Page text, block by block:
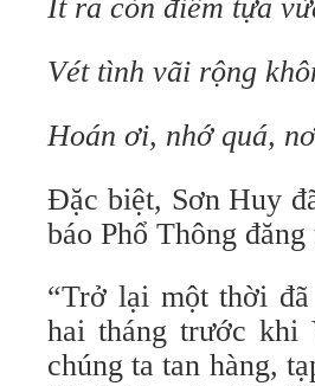
Ít ra còn điểm tựa
Vét tình vãi rộng
Hoán ơi, nhớ quá,
Đặc biệt, Sơn Huy
báo Phổ Thông đăng
“Trở lại một thời
hai tháng trước khi
chúng ta tan hàng,